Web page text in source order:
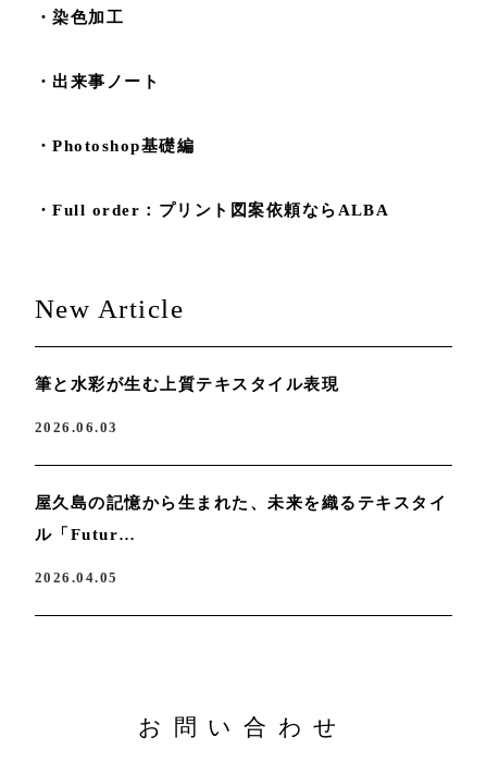
・染色加工
・出来事ノート
・Photoshop基礎編
・Full order：プリント図案依頼ならALBA
New Article
筆と水彩が生む上質テキスタイル表現
2026.06.03
屋久島の記憶から生まれた、未来を織るテキスタイ
ル「Futur…
2026.04.05
お問い合わせ